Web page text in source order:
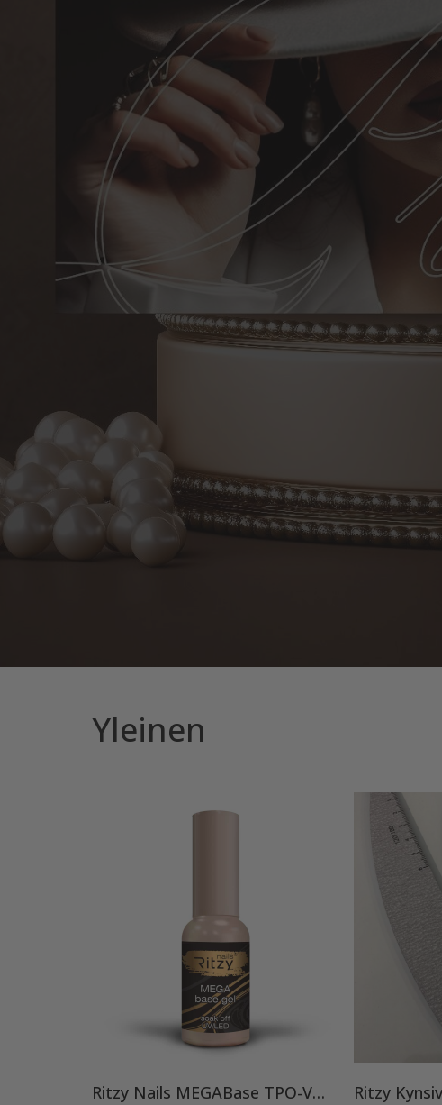
Yleinen
Ritzy Nails MEGABase TPO-VAPAA pohjageeli, 9 ml Ritzy